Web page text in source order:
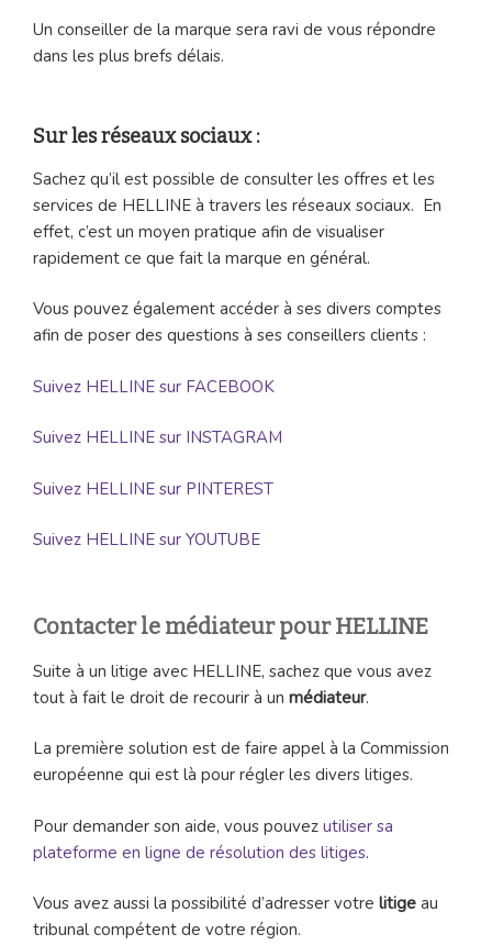
Un conseiller de la marque sera ravi de vous répondre
dans les plus brefs délais.
Sur les réseaux sociaux :
Sachez qu’il est possible de consulter les offres et les
services de HELLINE à travers les réseaux sociaux. En
effet, c’est un moyen pratique afin de visualiser
rapidement ce que fait la marque en général.
Vous pouvez également accéder à ses divers comptes
afin de poser des questions à ses conseillers clients :
Suivez HELLINE sur FACEBOOK
Suivez HELLINE sur INSTAGRAM
Suivez HELLINE sur PINTEREST
Suivez HELLINE sur YOUTUBE
Contacter le médiateur pour HELLINE
Suite à un litige avec HELLINE, sachez que vous avez
tout à fait le droit de recourir à un médiateur.
La première solution est de faire appel à la Commission
européenne qui est là pour régler les divers litiges.
Pour demander son aide, vous pouvez utiliser sa
plateforme en ligne de résolution des litiges.
Vous avez aussi la possibilité d’adresser votre litige au
tribunal compétent de votre région.